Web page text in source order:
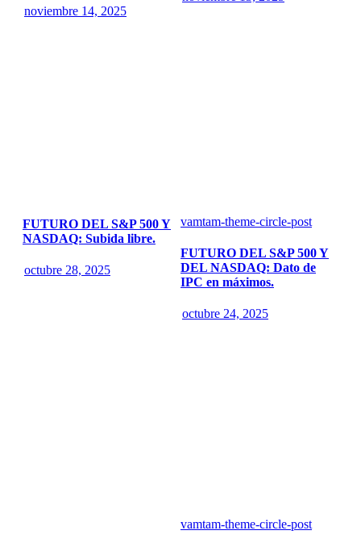
noviembre 14, 2025
FUTURO DEL S&P 500 Y
NASDAQ: Subida libre.
octubre 28, 2025
vamtam-theme-circle-post
FUTURO DEL S&P 500 Y
DEL NASDAQ: Dato de
IPC en máximos.
octubre 24, 2025
vamtam-theme-circle-post